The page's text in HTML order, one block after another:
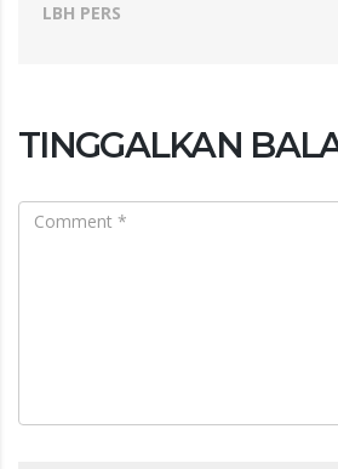
LBH PERS
TINGGALKAN